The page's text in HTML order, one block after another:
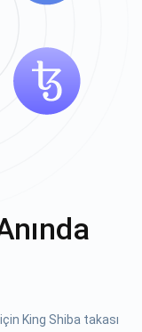
King Shiba takası